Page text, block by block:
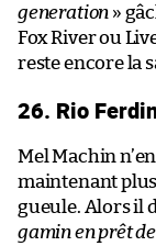
generation »
Fox River ou
reste encore la
26. Rio
Mel Machin
maintenant
gueule. Alors il
gamin en prêt